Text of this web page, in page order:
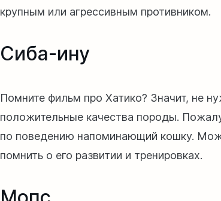
крупным или агрессивным противником.
Сиба-ину
Помните фильм про Хатико? Значит, не
положительные качества породы.
по поведению напоминающий кошку.
помнить о его развитии и тренировках.